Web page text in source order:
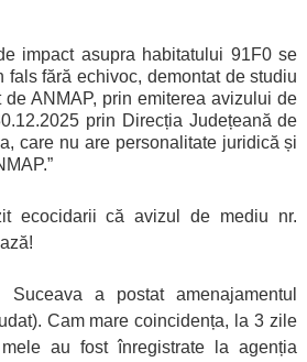
impact asupra habitatului 91F0 se
fals fără echivoc, demontat de studiu
de ANMAP, prin emiterea avizului de
prin Direcția Județeană de
care nu are personalitate juridică și
ecocidarii că avizul de mediu nr.
a postat amenajamentul
Cam mare coincidența, la 3 zile
au fost înregistrate la agenția